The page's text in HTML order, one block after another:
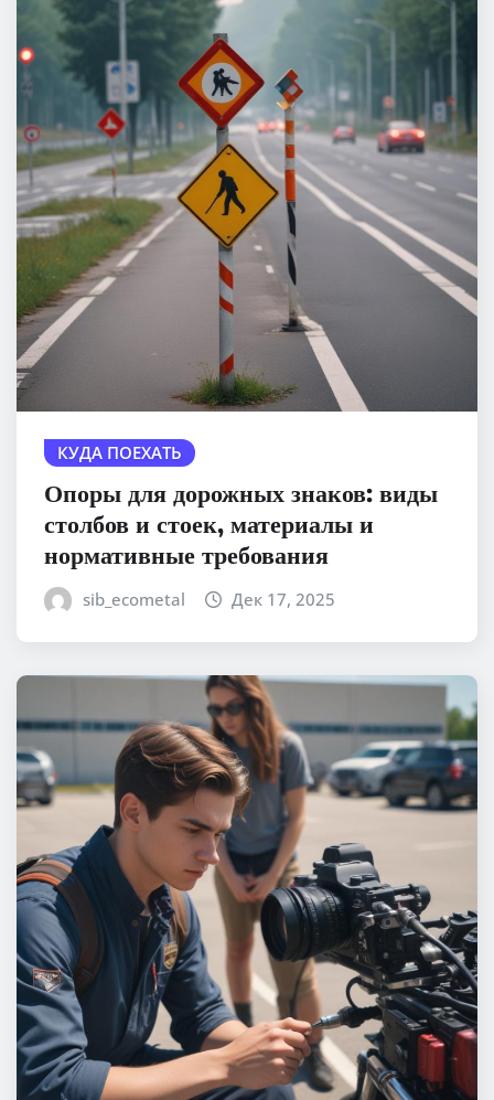
КУДА ПОЕХАТЬ
Опоры для дорожных знаков: виды
столбов и стоек, материалы и
нормативные требования
sib_ecometal Дек 17, 2025